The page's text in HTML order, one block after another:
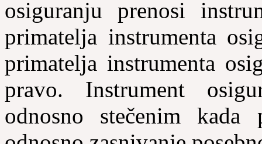
osiguranju prenosi
primatelja instrumenta
primatelja instrumenta
pravo. Instrument
odnosno stečenim kada